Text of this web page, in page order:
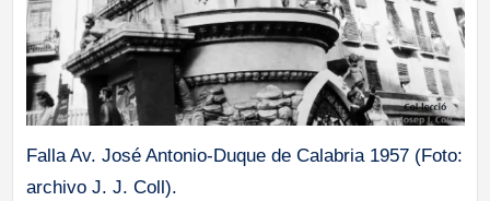
Falla Av. José Antonio-Duque de Calabria 1957 (Foto:
archivo J. J. Coll).